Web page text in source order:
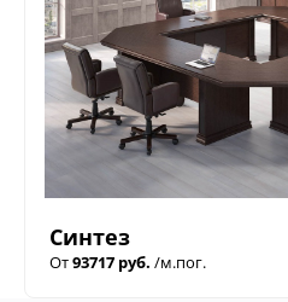
Синтез
От93717 руб. /м.пог.